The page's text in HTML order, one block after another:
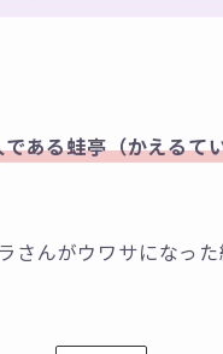
ある蛙亭（かえるて
んがウワサになっ